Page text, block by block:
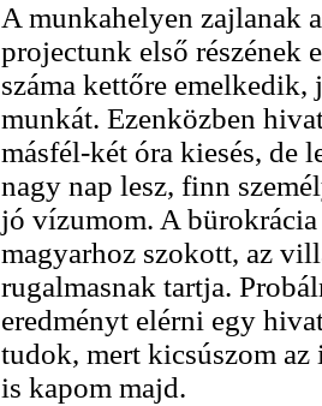
A munkahelyen zajlanak
projectunk első részének
száma kettőre emelkedik,
munkát. Ezenközben
másfél-két óra kiesés, de
nagy nap lesz, finn
jó vízumom. A
magyarhoz szokott, az
rugalmasnak tartja.
eredményt elérni egy
tudok, mert kicsúszom az
is kapom majd.